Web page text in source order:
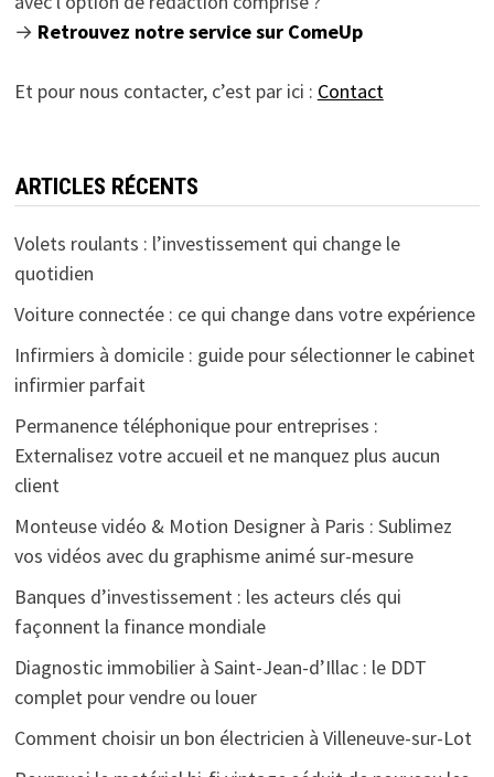
→ Retrouvez notre service sur ComeUp
Et pour nous contacter, c’est par ici : Contact
ARTICLES RÉCENTS
Volets roulants : l’investissement qui change le
quotidien
Voiture connectée : ce qui change dans votre expérience
Infirmiers à domicile : guide pour sélectionner le cabinet
infirmier parfait
Permanence téléphonique pour entreprises :
Externalisez votre accueil et ne manquez plus aucun
client
Monteuse vidéo & Motion Designer à Paris : Sublimez
vos vidéos avec du graphisme animé sur-mesure
Banques d’investissement : les acteurs clés qui
façonnent la finance mondiale
Diagnostic immobilier à Saint-Jean-d’Illac : le DDT
complet pour vendre ou louer
Comment choisir un bon électricien à Villeneuve-sur-Lot